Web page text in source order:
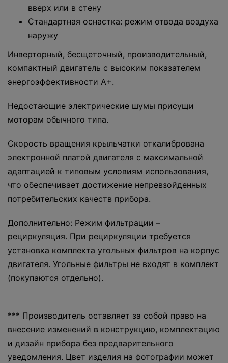
вверх или в стену
Стандартная оснастка: режим отвода воздуха
наружу
Инверторный, бесщеточный, производительный,
компактный двигатель с высоким показателем
энергоэффективности А+.
Недостающие электрические шумы присущи
моторам обычного типа.
Скорость вращения крыльчатки откалибрована
электронной платой двигателя с максимальной
адаптацией к типовым условиям использования,
что обеспечивает достижение непревзойденных
потребительских качеств прибора.
Дополнительно: Режим фильтрации –
рециркуляция. При рециркуляции требуется
установка комплекта угольных фильтров на корпус
двигателя. Угольные фильтры не входят в комплект
(покупаются отдельно).
*** Производитель оставляет за собой право на
внесение изменений в конструкцию, комплектацию
и дизайн прибора без предварительного
уведомления. Цвет изделия на фотографии может